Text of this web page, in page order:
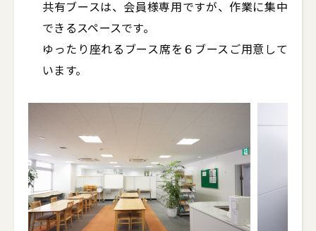
共有ブースは、会員様専用ですが、作業に集中
できるスペースです。
ゆったり座れるブース席を６ブースご用意して
います。